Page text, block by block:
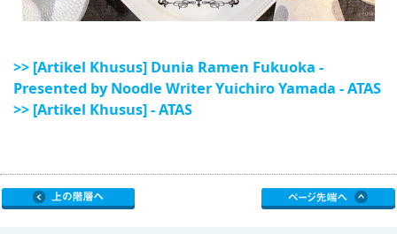
>> [Artikel Khusus] Dunia Ramen Fukuoka -
Presented by Noodle Writer Yuichiro Yamada - ATAS
>> [Artikel Khusus] - ATAS